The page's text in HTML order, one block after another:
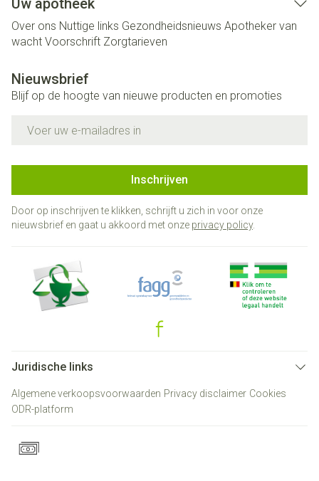
Uw apotheek
Over ons Nuttige links Gezondheidsnieuws Apotheker van
wacht Voorschrift Zorgtarieven
Nieuwsbrief
Blijf op de hoogte van nieuwe producten en promoties
Inschrijven
Door op inschrijven te klikken, schrijft u zich in voor onze
nieuwsbrief en gaat u akkoord met onze privacy policy.
Juridische links
Algemene verkoopsvoorwaarden Privacy disclaimer Cookies
ODR-platform